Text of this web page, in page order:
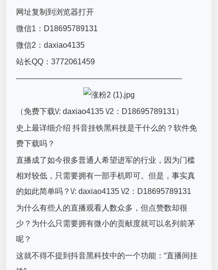
网址复制到浏览器打开
微信1：D18695789131
微信2：daxiao4135
站长QQ：3772061459
—————————————————————-
（免费下载\/: daxiao4135 \/2：D18695789131）
史上最详细介绍 抖音挂铁黑科技是干什么的？软件免
费下载吗？
直播成了如今很多普通人希望进军的行业，因为门槛
相对较低，只需要拥有一部手机即可。但是，事实真
的如此简单吗？\/: daxiao4135 \/2：D18695789131
为什么有些人的直播观看人数众多，但点赞数却很
少？为什么只需要拥有微小的贡献度就可以名列前茅
呢？
这就不得不提到抖音黑科技中的一个功能：“直播间挂